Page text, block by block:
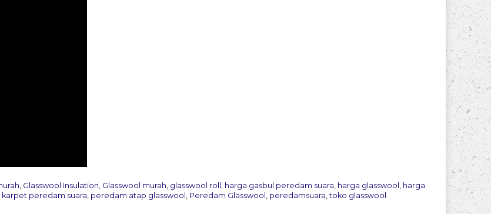
, Glasswool Insulation, Glasswool murah, glasswool roll , harga gasbul peredam suara, harga glasswool , harga
karpet peredam suara, peredam atap glasswool , Peredam Glasswool , peredamsuara,toko glasswool